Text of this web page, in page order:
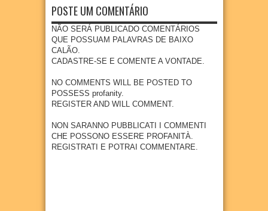
de
educa
ção
infanti
Goian
04 Aug 2026
crianç
as e
centes
res de
mento
s em
Goian
a com
foco
na
preve
nção e
diagn
óstico
preco
ce do
câncer
POSTE UM COMENTÁRIO
NÃO SERÁ PUBLICADO COMENTÁRIOS
QUE POSSUAM PALAVRAS DE BAIXO
CALÃO.
CADASTRE-SE E COMENTE A VONTADE.
NO COMMENTS WILL BE POSTED TO
POSSESS profanity.
REGISTER AND WILL COMMENT.
NON SARANNO PUBBLICATI I COMMENTI
CHE POSSONO ESSERE PROFANITÀ.
REGISTRATI E POTRAI COMMENTARE.